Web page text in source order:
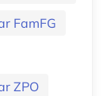
FamFG
ZPO